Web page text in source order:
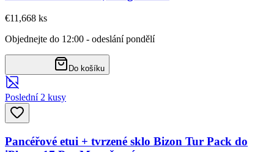
€11,668 ks
Objednejte do 12:00 - odeslání pondělí
Do košíku
Poslední 2 kusy
Pancéřové etui + tvrzené sklo Bizon Tur Pack do